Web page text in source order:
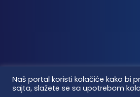
Vaterpolo vesti © 2026. Sva
Naš portal koristi kolačiće kako bi
sajta, slažete se sa upotrebom